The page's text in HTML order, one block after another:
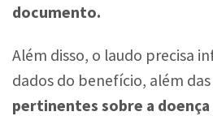
documento.
Além disso, o laudo precisa
dados do benefício, além das
pertinentes sobre a doença